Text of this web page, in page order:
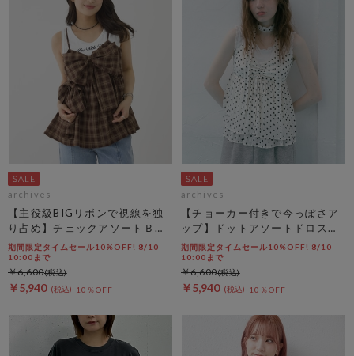
archives
【主役級BIGリボンで視線を独
り占め】チェックアソートＢＩ
Ｇリボンキャミビスチェ
期間限定タイムセール10%OFF! 8/10
10:00まで
￥5,940 10％OFF
￥6,600
archives
【チョーカー付きで今っぽさア
ップ】ドットアソートドロスト
キャミチュニック
期間限定タイムセール10%OFF! 8/10
10:00まで
￥5,940 10％OFF
￥6,600